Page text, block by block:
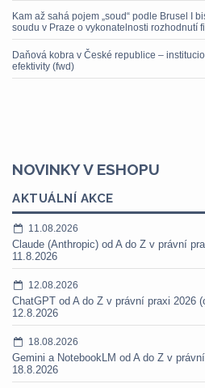
Kam až sahá pojem „soud“ podle Brusel I
soudu v Praze o vykonatelnosti rozhodnutí
Daňová kobra v České republice –
efektivity (fwd)
NOVINKY V ESHOPU
AKTUÁLNÍ AKCE
11.08.2026
Claude (Anthropic) od A do Z v právní
11.8.2026
12.08.2026
ChatGPT od A do Z v právní praxi 2026
12.8.2026
18.08.2026
Gemini a NotebookLM od A do Z v
18.8.2026